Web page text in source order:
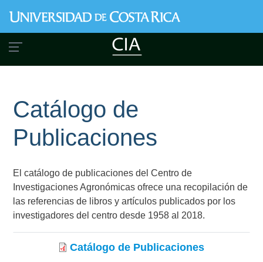
al
contenido
principal
Catálogo de
Publicaciones
El catálogo de publicaciones del Centro de
Investigaciones Agronómicas ofrece una recopilación de
las referencias de libros y artículos publicados por los
investigadores del centro desde 1958 al 2018.
Catálogo de Publicaciones